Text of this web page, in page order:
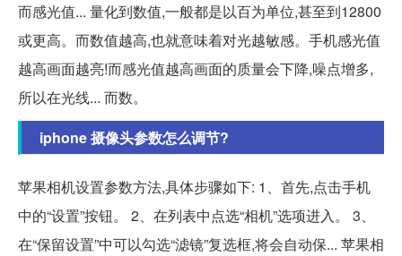
而感光值... 量化到数值,一般都是以百为单位,甚至到12800
或更高。而数值越高,也就意味着对光越敏感。手机感光值
越高画面越亮!而感光值越高画面的质量会下降,噪点增多,
所以在光线... 而数。
iphone 摄像头参数怎么调节?
苹果相机设置参数方法,具体步骤如下: 1、首先,点击手机
中的“设置”按钮。 2、在列表中点选“相机”选项进入。 3、
在“保留设置”中可以勾选“滤镜”复选框,将会自动保... 苹果相